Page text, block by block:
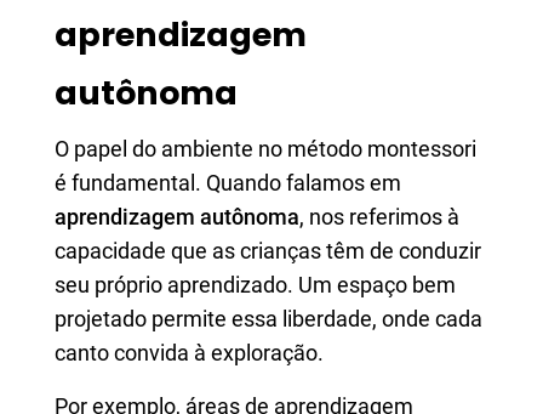
aprendizagem
autônoma
O papel do ambiente no método montessori
é fundamental. Quando falamos em
aprendizagem autônoma, nos referimos à
capacidade que as crianças têm de conduzir
seu próprio aprendizado. Um espaço bem
projetado permite essa liberdade, onde cada
canto convida à exploração.
Por exemplo, áreas de aprendizagem